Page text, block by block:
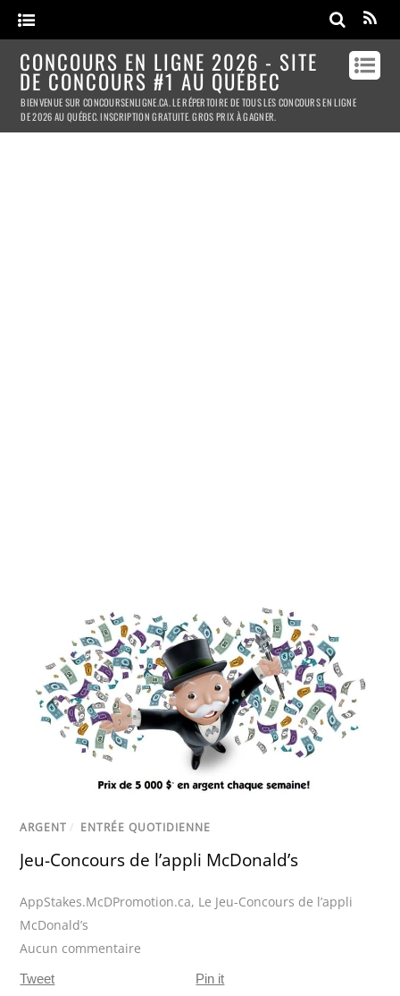
CONCOURS EN LIGNE 2026 - SITE
DE CONCOURS #1 AU QUÉBEC
BIENVENUE SUR CONCOURSENLIGNE.CA. LE RÉPERTOIRE DE TOUS LES CONCOURS EN LIGNE
DE 2026 AU QUÉBEC. INSCRIPTION GRATUITE. GROS PRIX À GAGNER.
ARGENT / ENTRÉE QUOTIDIENNE
Jeu-Concours de l’appli McDonald’s
AppStakes.McDPromotion.ca, Le Jeu-Concours de l’appli
McDonald’s
Aucun commentaire
Tweet Pin it